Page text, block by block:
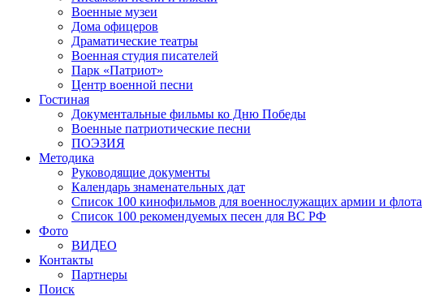
Военные музеи
Дома офицеров
Драматические театры
Военная студия писателей
Парк «Патриот»
Центр военной песни
Гостиная
Документальные фильмы ко Дню Победы
Военные патриотические песни
ПОЭЗИЯ
Методика
Руководящие документы
Календарь знаменательных дат
Список 100 кинофильмов для военнослужащих армии и флота
Список 100 рекомендуемых песен для ВС РФ
Фото
ВИДЕО
Контакты
Партнеры
Поиск